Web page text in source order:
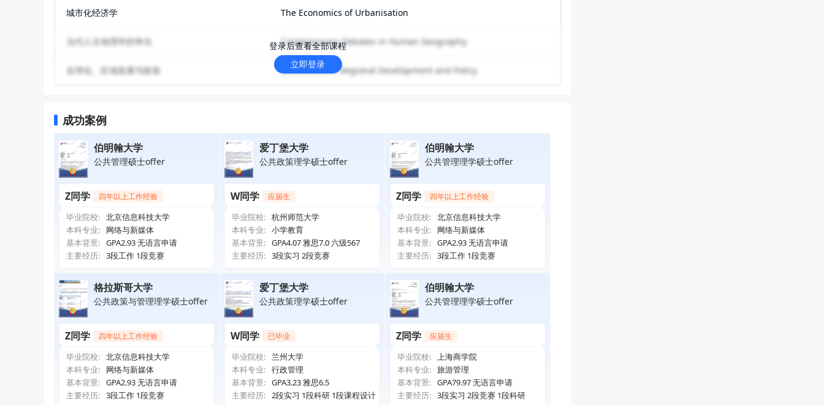
roduction
城市化经济学 The Economics of Urbanisation
当代人文地理学的争论 Contemporary Debates in Human Geography
全球化、区域发展与政策 Globalization, Regional Development and Policy
登录后查看全部课程
立即登录
成功案例
伯明翰大学
公共管理硕士offer
Z同学 四年以上工作经验
毕业院校: 北京信息科技大学
本科专业:
网络与新媒体
基本背景: GPA2.93 无语言申请
主要经历: 3段工作 1段竞赛
爱丁堡大学
公共政策理学硕士offer
W同学 应届生
毕业院校: 杭州师范大学
本科专业: 小学教育
基本背景:
GPA4.07 雅思7.0 六级567
主要经历: 3段实习 2段竞赛
伯明翰大学
公共管理理学硕士offer
Z同学 四年以上工作经验
毕业院校: 北京信息科技大学
本科专业:
网络与新媒体
基本背景: GPA2.93 无语言申请
主要经历: 3段工作 1段竞赛
格拉斯哥大学
公共政策与管理理学硕士offer
Z同学 四年以上工作经验
毕业院校: 北京信息科技大学
本科专业:
网络与新媒体
基本背景: GPA2.93 无语言申请
主要经历: 3段工作 1段竞赛
爱丁堡大学
公共政策理学硕士offer
W同学 已毕业
毕业院校:
兰州大学
本科专业: 行政管理
基本背景: GPA3.23 雅思6.5
主要经历: 2段实习 1段科研 1段课程设计
伯明翰大学
公共管理理学硕士offer
Z同学 应届生
毕业院校: 上海商学院
本科专业: 旅游管理
基本背景: GPA79.97 无语言申请
主要经历: 3段实习 2段竞赛 1段科研